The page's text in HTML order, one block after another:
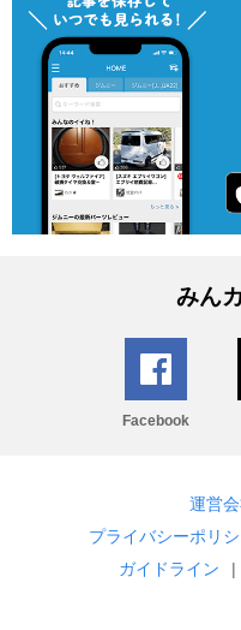
みん
Facebook
運営
プライバシーポリ
ガイドライン
|